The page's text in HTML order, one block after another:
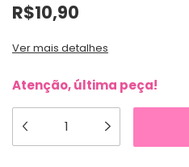
R$10,90
Ver mais detalhes
Atenção, última peça!